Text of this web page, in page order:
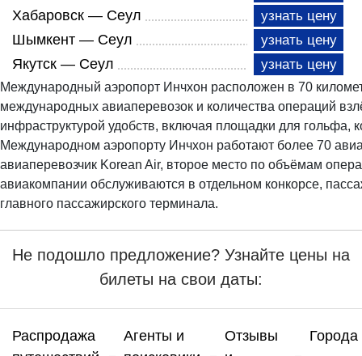
Хабаровск — Сеул узнать цену
Шымкент — Сеул узнать цену
Якутск — Сеул узнать цену
Международный аэропорт Инчхон расположен в 70
международных авиаперевозок и количества операций
инфраструктурой удобств, включая площадки для
Международном аэропорту Инчхон работают более 70
авиаперевозчик Korean Air, второе место по объёмам
авиакомпании обслуживаются в отдельном конкорсе,
главного пассажирского терминала.
Не подошло предложение? Узнайте цены на
билеты на свои даты:
Распродажа
Агенты и
Отзывы
Города